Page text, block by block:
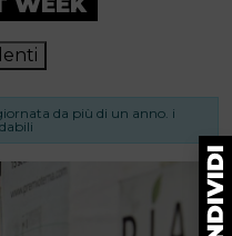
da più di un anno. i